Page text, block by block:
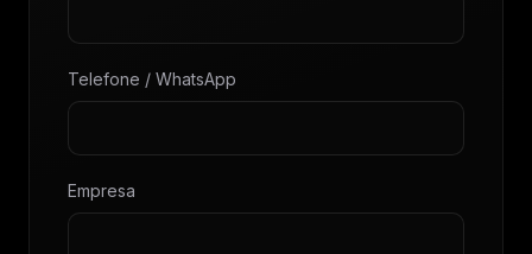
Telefone / WhatsApp
Empresa